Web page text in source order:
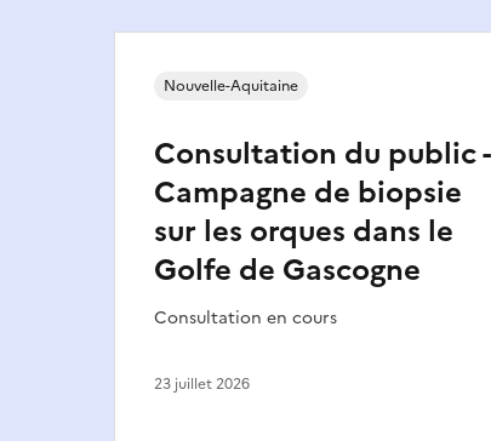
Consultation du public -
Campagne de biopsie
sur les orques dans le
Golfe de Gascogne
Consultation en cours
Nouvelle-Aquitaine
23 juillet 2026